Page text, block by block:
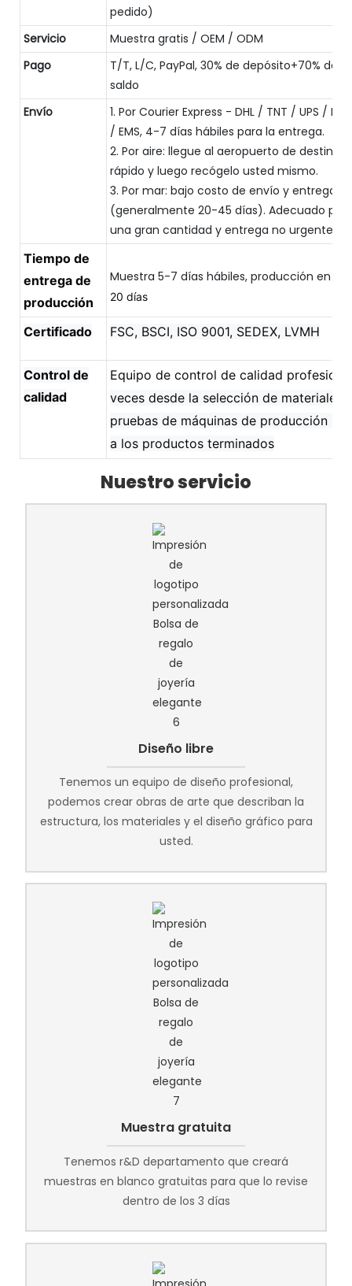
pedido)
Servicio
Muestra gratis / OEM / ODM
Pago
T/T, L/C, PayPal, 30% de depósito+70% de
saldo
Envío
1. Por Courier Express - DHL / TNT / UPS /
/ EMS, 4-7 días hábiles para la entrega.
2. Por aire: llegue al aeropuerto de destino
rápido y luego recógelo usted mismo.
3. Por mar: bajo costo de envío y entrega
(generalmente 20-45 días). Adecuado
una gran cantidad y entrega no urgente.
Tiempo de
entrega de
producción
20 días
Certificado FSC, BSCI, ISO 9001, SEDEX, LVMH
Control de
calidad
Equipo de control de calidad
veces desde la selección de materiales,
pruebas de máquinas de producción
a los productos terminados
Nuestro servicio
Diseño libre
Tenemos un equipo de diseño profesional,
podemos crear obras de arte que describan la
estructura, los materiales y el diseño gráfico para
usted.
Muestra gratuita
Tenemos r&D departamento que creará
muestras en blanco gratuitas para que lo revise
dentro de los 3 días